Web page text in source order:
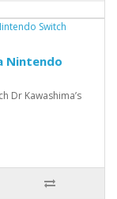
Nintendo
Dr Kawashima’s